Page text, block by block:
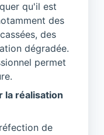
qu'il est
des
des
dégradée.
permet
la réalisation
de